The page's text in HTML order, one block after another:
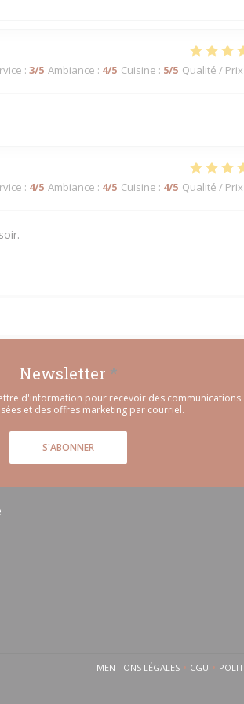
: 3/5 Ambiance : 4/5 Cuisine : 5/5 Qualité / Prix
: 4/5 Ambiance : 4/5 Cuisine : 4/5 Qualité / Prix
Newsletter *
d'information pour recevoir des communications
et des offres marketing par courriel.
S'ABONNER
une nouvelle fenêtre))
((ouvre une nouvelle fenêtre))
UNE NOUVELLE FENÊTRE))MENTIONS LÉGALES((OUVRE UNE NOUVELLE
CGU((OUVRE